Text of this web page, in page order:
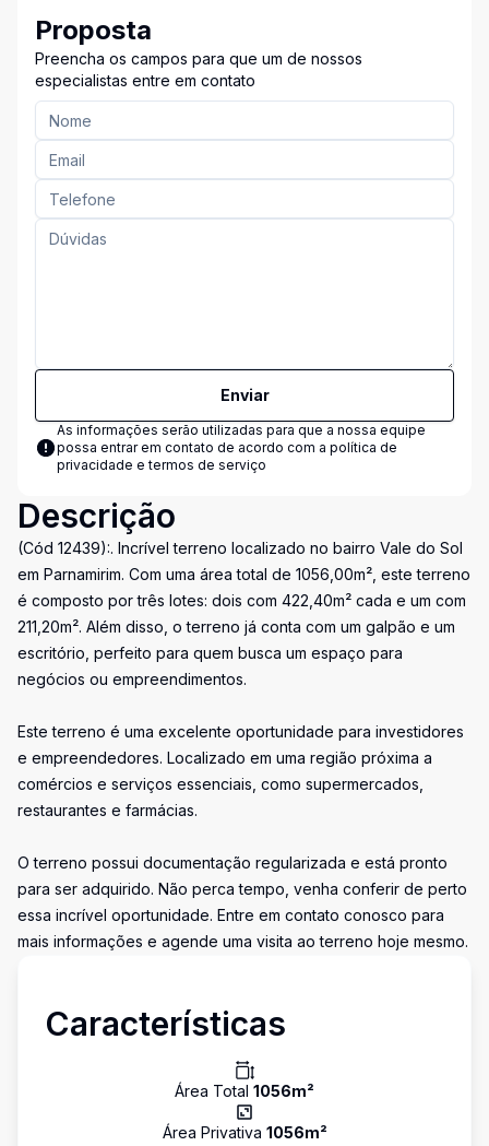
Proposta
Preencha os campos para que um de nossos
especialistas entre em contato
Enviar
As informações serão utilizadas para que a nossa equipe
possa entrar em contato de acordo com a política de
privacidade e termos de serviço
Descrição
(Cód 12439):. Incrível terreno localizado no bairro Vale do Sol
em Parnamirim. Com uma área total de 1056,00m², este terreno
é composto por três lotes: dois com 422,40m² cada e um com
211,20m². Além disso, o terreno já conta com um galpão e um
escritório, perfeito para quem busca um espaço para
negócios ou empreendimentos.
Este terreno é uma excelente oportunidade para investidores
e empreendedores. Localizado em uma região próxima a
comércios e serviços essenciais, como supermercados,
restaurantes e farmácias.
O terreno possui documentação regularizada e está pronto
para ser adquirido. Não perca tempo, venha conferir de perto
essa incrível oportunidade. Entre em contato conosco para
mais informações e agende uma visita ao terreno hoje mesmo.
Características
Área Total 1056m²
Área Privativa 1056m²